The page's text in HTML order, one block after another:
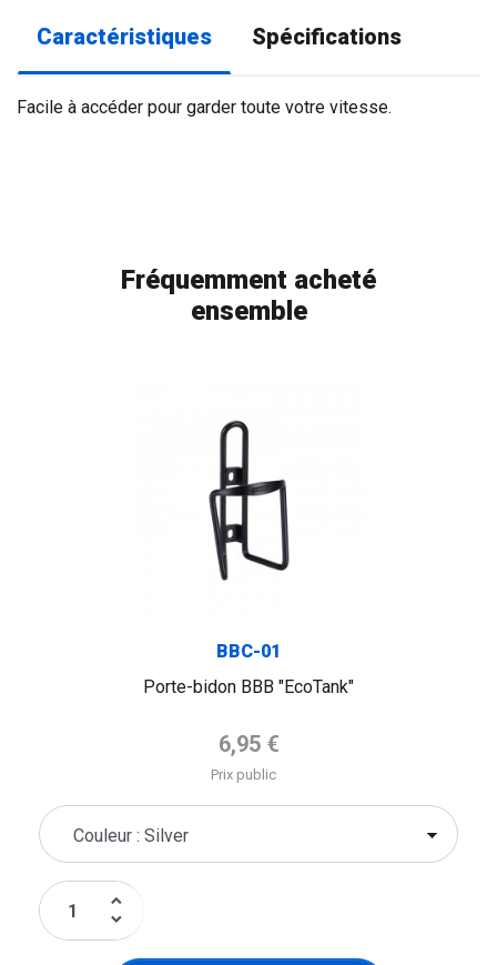
Caractéristiques Spécifications
Facile à accéder pour garder toute votre vitesse.
Fréquemment acheté
ensemble
BBC-01
Porte-bidon BBB "EcoTank"
Prix de base
6,95 €
Prix public
keyboard_arrow_up
keyboard_arrow_down